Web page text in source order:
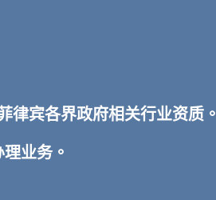
律宾各界政府相关行业资质。
业务。